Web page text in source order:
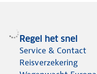
Regel het snel
Service & Contact
Reisverzekering